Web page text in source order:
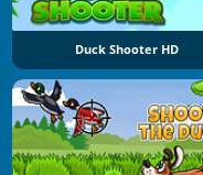
Duck Shooter HD